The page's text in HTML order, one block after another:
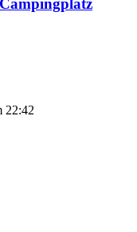
22:42